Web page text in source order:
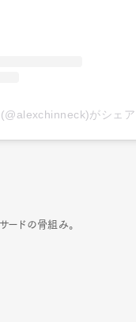
がシェ
ードの骨組み。